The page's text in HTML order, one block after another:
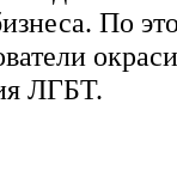
По
ЛГБТ.